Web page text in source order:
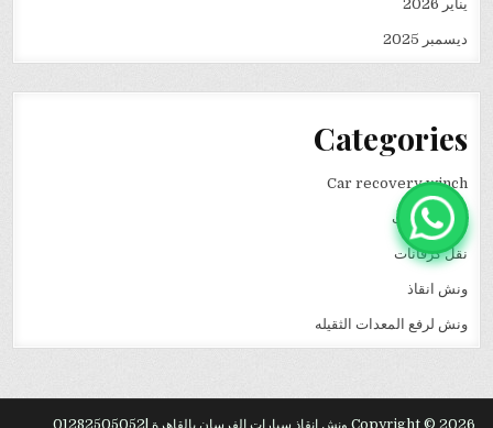
يناير 2026
ديسمبر 2025
Categories
Car recovery winch
انقاذ سيارات
نقل كرفانات
ونش انقاذ
ونش لرفع المعدات الثقيله
Copyright © 2026 ونش انقاذ سيارات الفرسان بالقاهرة |01282505052